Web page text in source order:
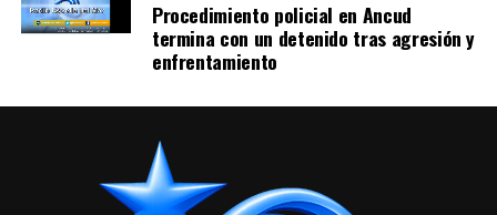
Procedimiento policial en Ancud
termina con un detenido tras agresión y
enfrentamiento